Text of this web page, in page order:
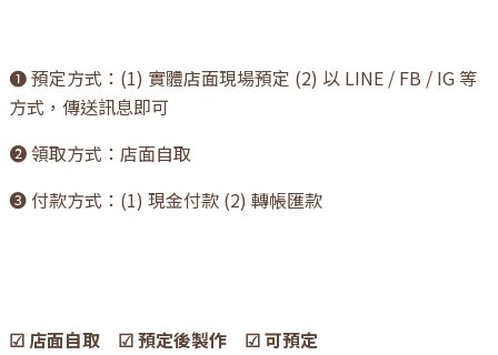
❶ 預定方式：(1) 實體店面現場預定 (2) 以 LINE / FB / IG 等
方式，傳送訊息即可
❷ 領取方式：店面自取
❸ 付款方式：(1) 現金付款 (2) 轉帳匯款
☑ 店面自取 ☑ 預定後製作 ☑ 可預定